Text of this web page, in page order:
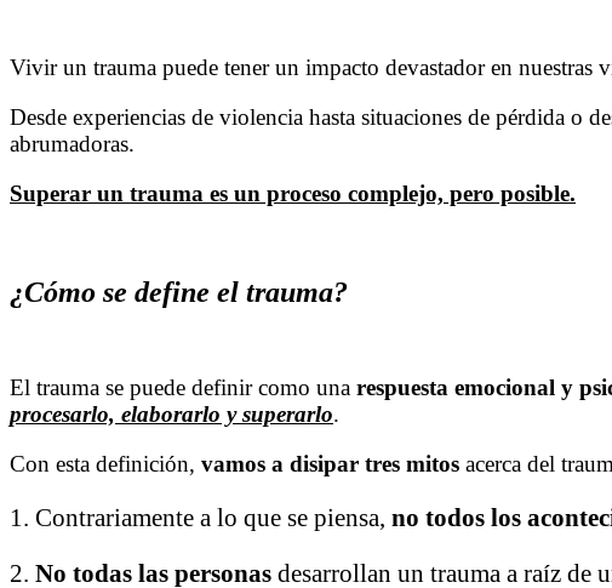
Vivir un trauma puede tener un impacto devastador en nuestras
Desde experiencias de violencia hasta situaciones de pérdida o
abrumadoras.
Superar un trauma es un proceso complejo, pero posible.
¿Cómo se define el trauma?
El trauma se puede definir como una respuesta emocional y
procesarlo, elaborarlo y superarlo.
Con esta definición, vamos a disipar tres mitos acerca del
1. Contrariamente a lo que se piensa, no todos los
2. No todas las personas desarrollan un trauma a raíz de